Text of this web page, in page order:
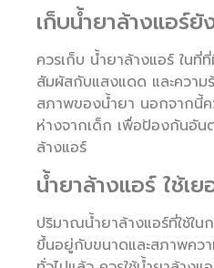
เก็บน้ำยาล้างแอร์
ควรเก็บ น้ำยาล้างแอร์ ในที่
สัมผัสกับแสงแดด และความ
สภาพของน้ำยา นอกจากนี้ค
ห่างจากเด็ก เพื่อป้องกันอัน
ล้างแอร์
น้ำยาล้างแอร์ ใช้เย
ปริมาณน้ำยาล้างแอร์ที่ใช้ใน
ขึ้นอยู่กับขนาดและสภาพคว